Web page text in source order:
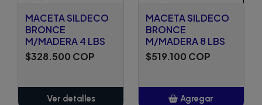
MACETA SILDECO
BRONCE
M/MADERA 4 LBS
$328.500 COP
Ver detalles
MACETA SILDECO
BRONCE
M/MADERA 8 LBS
$519.100 COP
Agregar